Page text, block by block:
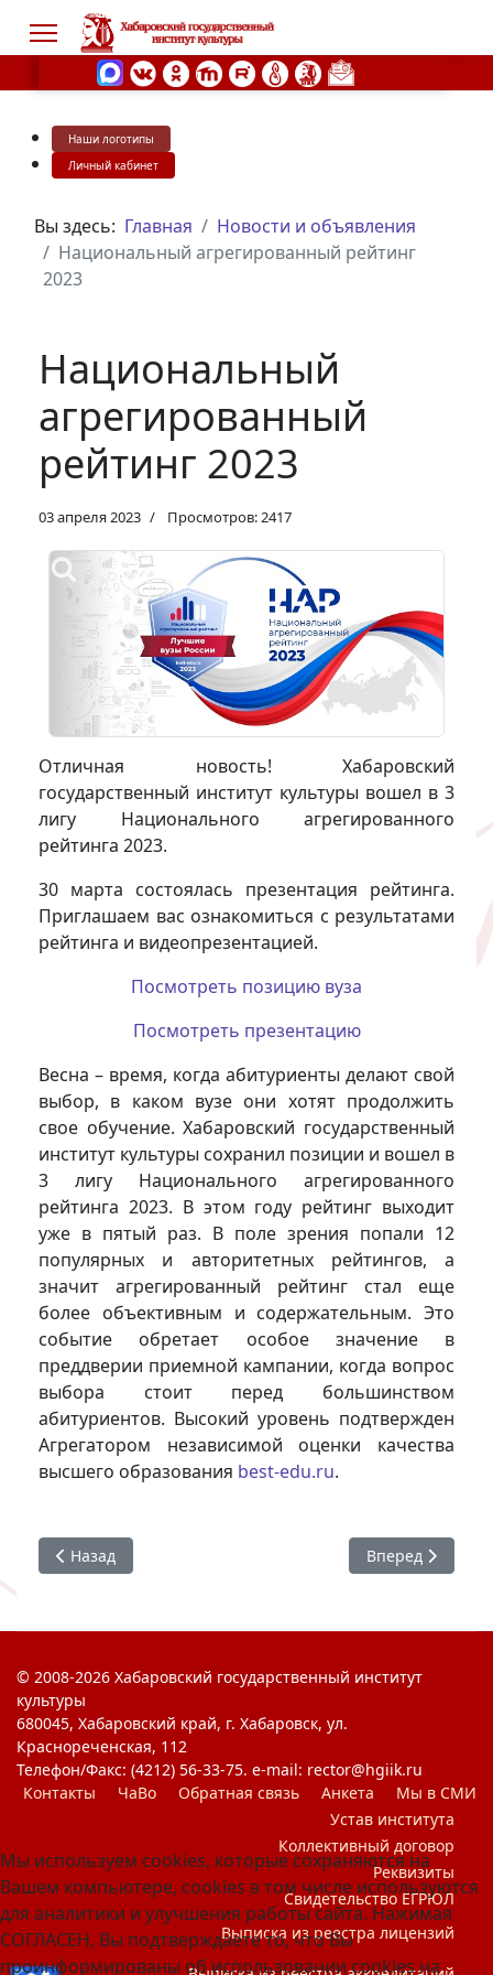
Наши логотипы
Личный кабинет
Вы здесь: Главная
Новости и объявления
Национальный агрегированный рейтинг
2023
Национальный
агрегированный
рейтинг 2023
03 апреля 2023 Просмотров: 2417
Отличная новость! Хабаровский
государственный институт культуры вошел в 3
лигу Национального агрегированного
рейтинга 2023.
30 марта состоялась презентация рейтинга.
Приглашаем вас ознакомиться с результатами
рейтинга и видеопрезентацией.
Посмотреть позицию вуза
Посмотреть презентацию
Весна – время, когда абитуриенты делают свой
выбор, в каком вузе они хотят продолжить
свое обучение. Хабаровский государственный
институт культуры сохранил позиции и вошел в
3 лигу Национального агрегированного
рейтинга 2023. В этом году рейтинг выходит
уже в пятый раз. В поле зрения попали 12
популярных и авторитетных рейтингов, а
значит агрегированный рейтинг стал еще
более объективным и содержательным. Это
событие обретает особое значение в
преддверии приемной кампании, когда вопрос
выбора стоит перед большинством
абитуриентов. Высокий уровень подтвержден
Агрегатором независимой оценки качества
высшего образования best-edu.ru.
Предыдущий: Диктант Победы 2023
Назад Следующий:
Вперед
© 2008-2026 Хабаровский государственный институт
культуры
680045, Хабаровский край, г. Хабаровск, ул.
Краснореченская, 112
Телефон/Факс: (4212) 56-33-75. e-mail: rector@hgiik.ru
Контакты
ЧаВо Обратная связь Анкета
Мы в СМИ
Устав института
Коллективный договор
Реквизиты
Свидетельство ЕГРЮЛ
Выписка из реестра лицензий
Мы используем cookies, которые сохраняются на
Вашем компьютере, cookies в том числе используются
для аналитики и улучшения работы сайта. Нажимая
СОГЛАСЕН, Вы подтверждаете то, что Вы
проинформированы об использовании cookies на